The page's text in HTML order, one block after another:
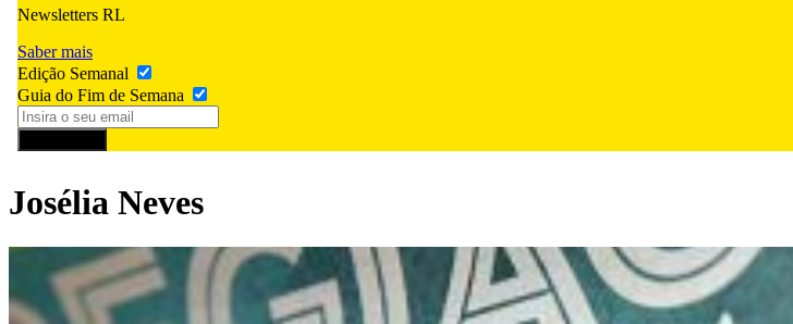
Newsletters RL
Saber mais
Edição Semanal
Guia do Fim de Semana
Josélia Neves